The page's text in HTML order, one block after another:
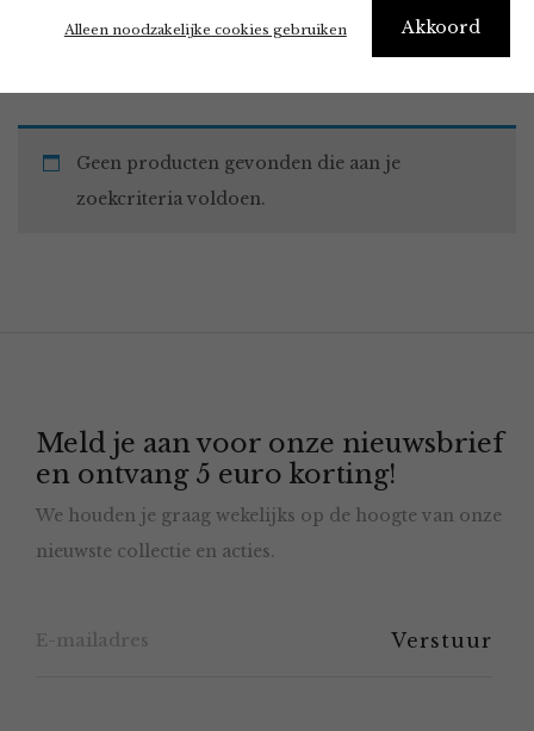
Akkoord
Alleen noodzakelijke cookies gebruiken
Home Winkel Accessoires Must Haves
Geen producten gevonden die aan je
zoekcriteria voldoen.
Meld je aan voor onze nieuwsbrief
en ontvang 5 euro korting!
We houden je graag wekelijks op de hoogte van onze
nieuwste collectie en acties.